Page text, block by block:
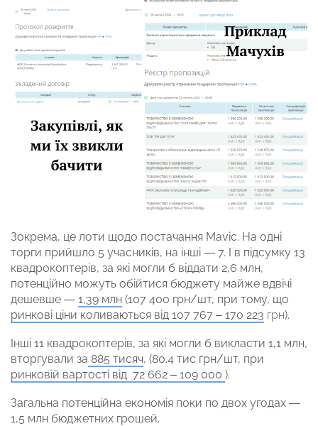
Зокрема, це лоти щодо постачання Mavic. На одні
торги прийшло 5 учасників, на інші — 7. І в підсумку 13
квадрокоптерів, за які могли б віддати 2,6 млн,
потенційно можуть обійтися бюджету майже вдвічі
дешевше — 1,39 млн (107 400 грн/шт, при тому, що
ринкові ціни коливаються від 107 767 – 170 223 грн).
Інші 11 квадрокоптерів, за які могли б викласти 1,1 млн,
вторгували за 885 тисяч, (80.4 тис грн/шт, при
ринковій вартості від 72 662 – 109 000 ).
Загальна потенційна економія поки по двох угодах —
1,5 млн бюджетних грошей.